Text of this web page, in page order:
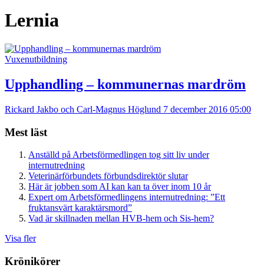
Lernia
Vuxenutbildning
Upphandling – kommunernas mardröm
Rickard Jakbo och Carl-Magnus Höglund 7 december 2016 05:00
Mest läst
Anställd på Arbetsförmedlingen tog sitt liv under
internutredning
Veterinärförbundets förbundsdirektör slutar
Här är jobben som AI kan kan ta över inom 10 år
Expert om Arbetsförmedlingens internutredning: ”Ett
fruktansvärt karaktärsmord”
Vad är skillnaden mellan HVB-hem och Sis-hem?
Visa fler
Krönikörer